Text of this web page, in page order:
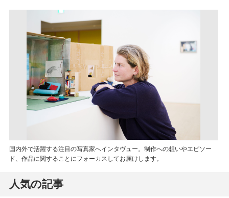
国内外で活躍する注目の写真家へインタヴュー。制作への想いやエピソー
ド、作品に関することにフォーカスしてお届けします。
人気の記事